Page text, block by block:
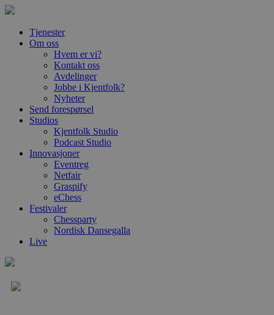
Tjenester
Om oss
Hvem er vi?
Kontakt oss
Avdelinger
Jobbe i Kjentfolk?
Nyheter
Send forespørsel
Studios
Kjentfolk Studio
Podcast Studio
Innovasjoner
Eventreg
Netfair
Graspify
eChess
Festivaler
Chessparty
Nordisk Dansegalla
Live